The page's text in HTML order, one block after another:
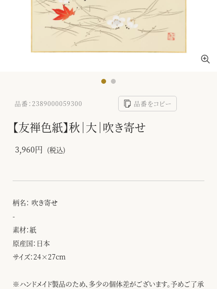
品番：2389000059300 品番をコピー
【友禅色紙】秋｜大｜吹き寄せ
3,960円 (税込)
柄名： 吹き寄せ
-
素材：紙
原産国：日本
サイズ：24×27cm
※ハンドメイド製品のため、多少の個体差がございます。予めご了承